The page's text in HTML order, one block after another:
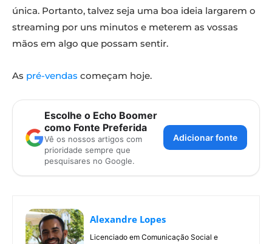
única. Portanto, talvez seja uma boa ideia largarem o
streaming por uns minutos e meterem as vossas
mãos em algo que possam sentir.
As pré-vendas começam hoje.
Escolhe o Echo Boomer
como Fonte Preferida
Vê os nossos artigos com
prioridade sempre que
pesquisares no Google.
Adicionar fonte
Alexandre Lopes
Licenciado em Comunicação Social e